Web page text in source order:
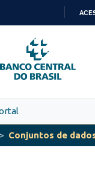
PARA
O
CONTEÚDO
Conjuntos de